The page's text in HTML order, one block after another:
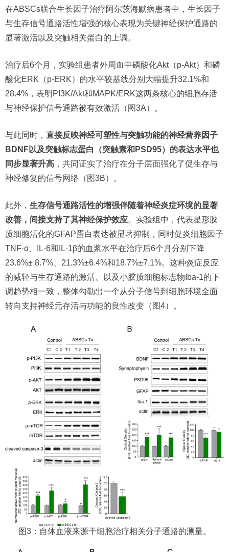
在ABSCs联合生长因子治疗阿尔茨海默病患者中，生长因子
与生存信号通路活性增强的核心表现为关键神经保护通路的
显著激活以及突触相关蛋白的上调。
治疗后6个月，实验组患者外周血中磷酸化Akt（p-Akt）和磷
酸化ERK（p-ERK）的水平较基线分别大幅提升32.1%和
28.4%，表明PI3K/Akt和MAPK/ERK这两条核心的细胞存活
与神经保护信号通路被有效激活（图3A）。
与此同时， 直接反映神经可塑性与突触功能的神经营养因子
BDNF以及突触标志蛋白（突触素和PSD95）的表达水平也
同步显著升高 ，共同证实了治疗在分子层面强化了促生存与
神经修复的信号网络（图3B）。
此外， 生存信号通路活性的增强伴随着神经炎症环境的显著
改善，间接支持了其神经保护效应。实验组中，代表星形胶
质细胞活化的GFAP蛋白表达被显著抑制，同时促炎细胞因子
TNF-α、IL-6和IL-1β的血浆水平在治疗后6个月分别下降
23.6%± 8.7%、21.3%±6.4%和18.7%±7.1%。这种炎症反应
的减轻与生存通路的激活、以及小胶质细胞标志物Iba-1的下
调趋势相一致，整体勾勒出一个从分子信号到细胞环境全面
转向支持神经元存活与功能的良性改变（图4）。
图3：自体血液来源干细胞治疗相关分子通路的测量。